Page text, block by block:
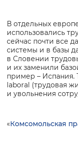
В отдельных
использовались
сейчас почти все
системы и в базы
в Словении
и их заменили
пример – Испания.
laboral (трудовая
и увольнения
«Комсомольская